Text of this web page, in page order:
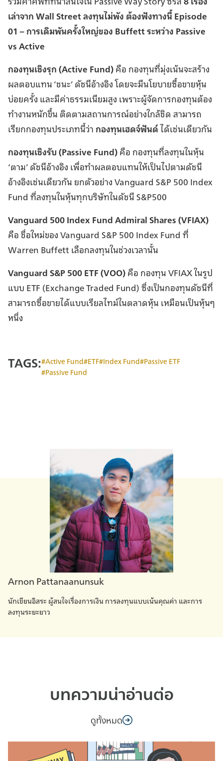
เล่าจาก Wall Street ลงทุนไม่พัง ต้องฟังทางนี้ Episode
01 – การเดิมพันครั้งใหญ่ของ Buffett ระหว่าง Passive
vs Active
กองทุนเชิงรุก (Active Fund)คือ กองทุนที่มุ่งเน้นจะสร้าง
ผลตอบแทน ‘ชนะ’ ดัชนีอ้างอิง โดยจะมีนโยบายซื้อขายหุ้น
บ่อยครั้ง และมีค่าธรรมเนียมสูง เพราะผู้จัดการกองทุนต้อง
ทำงานหนักขึ้น ติดตามสถานการณ์อย่างใกล้ชิด สามารถ
เรียกกองทุนประเภทนี้ว่ากองทุนเฮดจ์ฟันด์ได้เช่นเดียวกัน
กองทุนเชิงรับ (Passive Fund)คือ กองทุนที่ลงทุนในหุ้น
‘ตาม’ ดัชนีอ้างอิง เพื่อทำผลตอบแทนให้เป็นไปตามดัชนี
อ้างอิงเช่นเดียวกัน ยกตัวอย่าง Vanguard S&P 500 Index
Fund ที่ลงทุนในหุ้นทุกบริษัทในดัชนี S&P500
Vanguard 500 Index Fund Admiral Shares (VFIAX)
คือ ชื่อใหม่ของ Vanguard S&P 500 Index Fund ที่
Warren Buffett เลือกลงทุนในช่วงเวลานั้น
Vanguard S&P 500 ETF (VOO)คือ กองทุน VFIAX ในรูป
แบบ ETF (Exchange Traded Fund) ซึ่งเป็นกองทุนดัชนีที่
สามารถซื้อขายได้แบบเรียลไทม์ในตลาดหุ้น เหมือนเป็นหุ้นๆ
หนึ่ง
TAGS: Active Fund ETF Index Fund Passive ETF
Passive Fund
Arnon Pattanaanunsuk
นักเขียนอิสระ ผู้สนใจเรื่องการเงิน การลงทุนแบบเน้นคุณค่า และการ
ลงทุนระยะยาว
บทความน่าอ่านต่อ
ดูทั้งหมด